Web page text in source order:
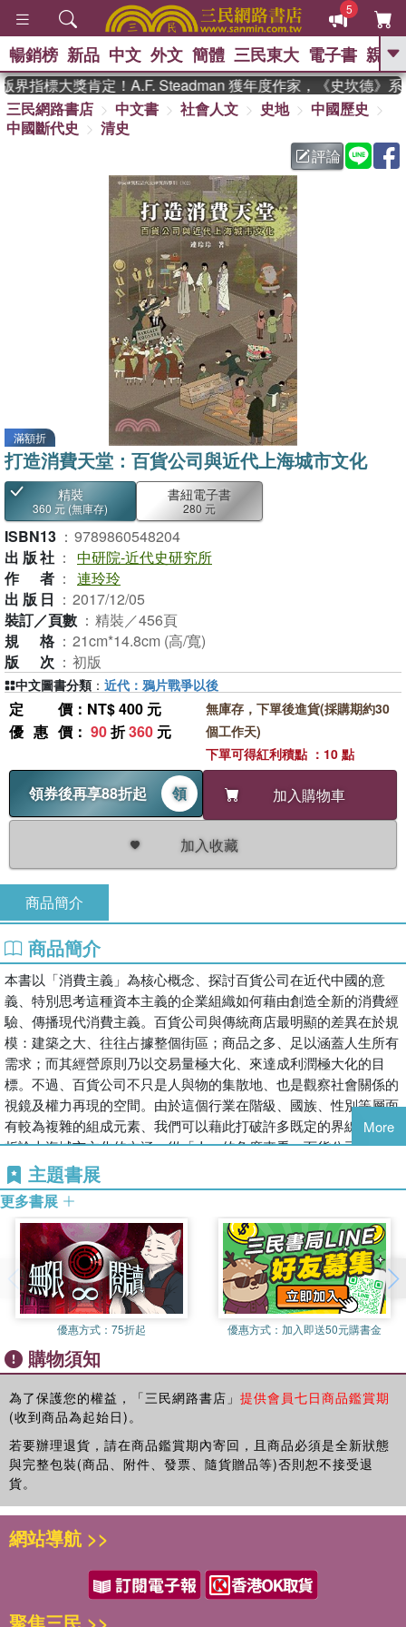
5
GO
熱搜： 東野圭吾 、 高希均教授回憶錄
暑期推薦 、 國際布克
方念華 、 台灣的李
登輝時代 、 數學女孩：黎曼猜想
偉大的迷走神經
暢銷榜 新品 中文 外文 簡體 三民東大 電子書 親子
指標大獎肯定！A.F. Steadman 獲年度作家，《史坎德》系
三民網路書店
中文書 社會人文 史地
中國歷史
中國斷代史
清史
評論
滿額折
打造消費天堂：百貨公司與近代上海城市文化
精裝
360 元 (無庫存)
書紐電子書
280 元
ISBN13 ： 9789860548204
出版社 ： 中研院-近代史研究所
作者 ： 連玲玲
出版日 ： 2017/12/05
裝訂／頁數 ： 精裝／456頁
規格 ： 21cm*14.8cm (高/寬)
版次 ： 初版
定價 ：NT$ 400 元
優惠價 ： 90折360 元
領券後再享88折起 領 加入購物車
加入收藏
無庫存，下單後進貨(採購期約30
個工作天)
下單可得紅利積點 ：10 點
中文圖書分類 ： 近代：鴉片戰爭以後
商品簡介
商品簡介
本書以「消費主義」為核心概念、探討百貨公司在近代中國的意
義、特別思考這種資本主義的企業組織如何藉由創造全新的消費經
驗、傳播現代消費主義。百貨公司與傳統商店最明顯的差異在於規
模：建築之大、往往占據整個街區；商品之多、足以涵蓋人生所有
需求；而其經營原則乃以交易量極大化、來達成利潤極大化的目
標。不過、百貨公司不只是人與物的集散地、也是觀察社會關係的
視鏡及權力再現的空間。由於這個行業在階級、國族、性別等層面
有較為複雜的組成元素、我們可以藉此打破許多既定的界線、重新
析論上海城市文化的內涵。從「人」的角度來看、百貨公司原意是
對所有人出售所有物品的「環球供應商」、是華人/洋人、男人/女
人、中產階級/勞工階級的交會處、然而在消費主義的運作邏輯
下、不同的人群卻得到不同的待遇。從「物」的角度來看、表面上
看似「中性」的商品與消費行為、卻在消費主義的實踐中、被貼上
階級、國籍、性別的屬性標籤。因此、五光十色的百貨公司不僅是
現代物質文明的展示櫥窗、也是我們理解城市文化的一把鑰匙。如
果說、近代上海的傳奇建立在以消費主義為基礎的人、物關係上、
而百貨公司正是人、物互動的實踐場域、既充滿了魅惑與慾望、也
承載著矛盾和爭議。
More
主題書展
更多書展
優惠方式： 75折起 優惠方式： 加入即送50元購書金
購物須知
為了保護您的權益，「三民網路書店」 提供會員七日商品鑑賞期
(收到商品為起始日)。
若要辦理退貨，請在商品鑑賞期內寄回，且商品必須是全新狀態
與完整包裝(商品、附件、發票、隨貨贈品等)否則恕不接受退
貨。
網站導航 >>